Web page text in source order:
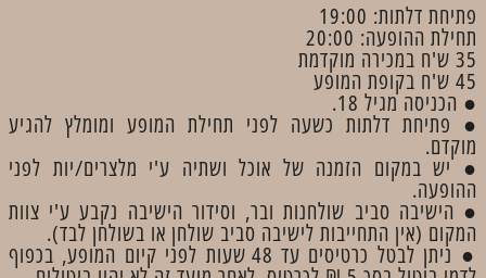
פתיחת דלתות: 19:00
תחילת ההופעה: 20:00
35 ש'ח במכירה מוקדמת
45 ש'ח בקופת המופע
● הכניסה מגיל 18.
● פתיחת דלתות כשעה לפני תחילת המופע ומומלץ להגיע
מוקדם.
● יש במקום הזמנה של אוכל ושתיה ע'י מלצרים/יות לפני
ההופעה.
● הישיבה סביב שולחנות ובר, וסידור הישיבה נקבע ע'י צוות
המקום (אין התחייבות לישיבה סביב שולחן או בשולחן לבד).
● ניתן לבטל כרטיסים עד 48 שעות לפני קיום המופע, בכפוף